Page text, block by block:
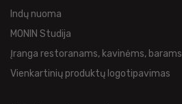
Indų nuoma
MONIN Studija
Įranga restoranams, kavinėms, barams
Vienkartinių produktų logotipavimas